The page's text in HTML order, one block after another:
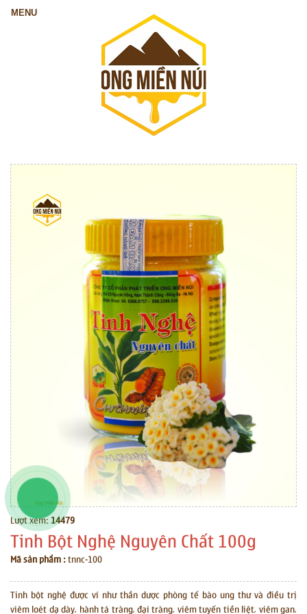
Lượt xem: 14479
Tinh Bột Nghệ Nguyên Chất 100g
Mã sản phẩm : tnnc-100
Tinh bột nghệ được ví như thần dược phòng tế bào ung thư và điều trị
viêm loét dạ dày, hành tá tràng, đại tràng, viêm tuyến tiền liệt, viêm gan,
0912351178
0912351178
0912351178